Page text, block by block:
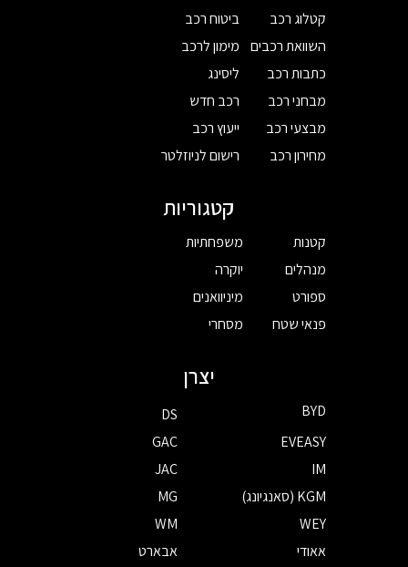
קטלוג רכב
השוואת רכבים
כתבות רכב
מבחני רכב
מבצעי רכב
מחירון רכב
ביטוח רכב
מימון לרכב
ליסינג
רכב חדש
ייעוץ רכב
רישום לניוזלטר
קטגוריות
קטנות
מנהלים
ספורט
פנאי שטח
משפחתיות
יוקרה
מיניוואנים
מסחרי
יצרן
BYD
DS
EVEASY
GAC
IM
JAC
KGM (סאנגיונג)
MG
WEY
WM
אאודי
אבארט